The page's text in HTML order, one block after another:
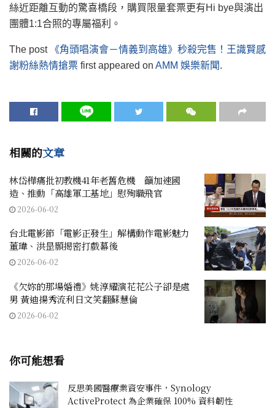
絲近距離互動的驚喜橋段，購買限量套票更有Hi bye與演出
團體1:1合照的專屬福利。
The post
《角頭唱演會－情義到高雄》秒殺完售！王識賢感
謝粉絲熱情搶票 first appeared on AMM 娛樂新聞.
相關的文章
林岱樺痛批初教機41年老舊危機 籲加速國
造、推動「高雄軍工基地」慰殉職飛官
2026-06-02
台北電影節「電影正發生」解構動作電影魅力
董瑋、洪昰顥揭密打戲幕後
2026-06-02
《欠妳的那場婚禮》姚淳耀演花花公子卻是處
男 黃迪揚秀流利日文笑翻蘇慧倫
2026-06-02
你可能想看
反思美國醫療業資安事件，Synology
ActiveProtect 為企業確保 100% 資料韌性